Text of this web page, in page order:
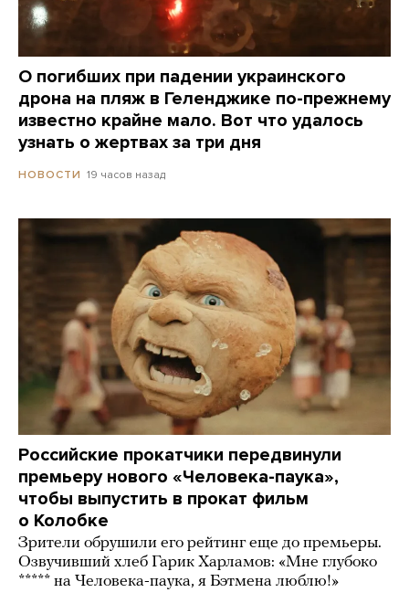
О погибших при падении украинского
дрона на пляж в Геленджике по-прежнему
известно крайне мало. Вот что удалось
узнать о жертвах за три дня
НОВОСТИ 19 часов назад
Российские прокатчики передвинули
премьеру нового «Человека-паука»,
чтобы выпустить в прокат фильм
о Колобке
Зрители обрушили его рейтинг еще до премьеры.
Озвучивший хлеб Гарик Харламов: «Мне глубоко
***** на Человека-паука, я Бэтмена люблю!»